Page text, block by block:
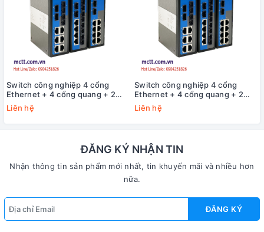
Switch công nghiệp 4 cổng
Ethernet + 4 cổng quang + 2
cổng Gigabit SFP 3Onedata
IES2010-4T4F2GS-P220
Liên hệ
Switch công nghiệp 4 cổng
Ethernet + 4 cổng quang + 2
cổng Gigabit SFP 3Onedata
IES2010-4T4F2GS-2P48
Liên hệ
ĐĂNG KÝ NHẬN TIN
Nhận thông tin sản phẩm mới nhất, tin khuyến mãi và nhiều hơn
nữa.
ĐĂNG KÝ